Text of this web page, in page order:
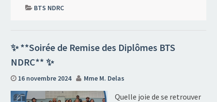
BTS NDRC
✨ **Soirée de Remise des Diplômes BTS
NDRC** ✨
16 novembre 2024 Mme M. Delas
Quelle joie de se retrouver